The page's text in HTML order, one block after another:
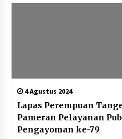
4 Agustus 2024
Lapas Perempuan
Pameran Pelayanan
Pengayoman ke-79